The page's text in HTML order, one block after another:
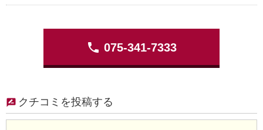
phone 075-341-7333
クチコミを投稿する